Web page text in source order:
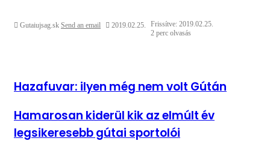
Gutaiujsag.sk Send an email 2019.02.25.
Frissítve: 2019.02.25.
2 perc olvasás
Hazafuvar: ilyen még nem volt Gútán
Hamarosan kiderül kik az elmúlt év
legsikeresebb gútai sportolói